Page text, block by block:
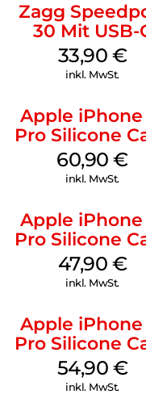
Zagg
30 Mit USB-
Kabel Weiß
33,90 €
inkl. MwSt.
Apple iPhone
Pro Silicone
MagSafe
Gray
60,90€
inkl. MwSt.
Apple iPhone
Pro Silicone
MagSafe
47,90 €
inkl. MwSt.
Apple iPhone
Pro Silicone
MagSafe
54,90 €
inkl. MwSt.